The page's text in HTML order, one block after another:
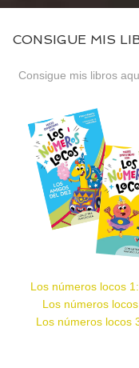
CONSIGUE MIS
Consigue mis libros
Los números locos
Los números
Los números locos